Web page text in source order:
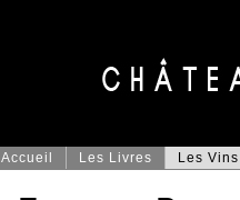
Accueil Les Livres Les Vins